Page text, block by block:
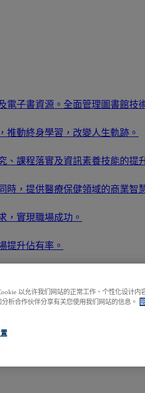
子書資源。全面管理圖書館技
推動終身學習，改變人生軌跡。
、課程落實及資訊素養技能的提
，提供醫療保健領域的商業智
，實現職場成功。
提升佔有率。
您的研究之旅。
以允许我们网站的正常工作、个性化设计
析合作伙伴分享有关您使用我们网站的信息。